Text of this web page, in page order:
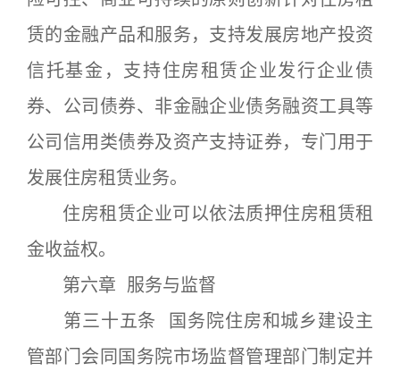
赁的金融产品和服务，支持发展房地产投资
信托基金，支持住房租赁企业发行企业债
券、公司债券、非金融企业债务融资工具等
公司信用类债券及资产支持证券，专门用于
发展住房租赁业务。
住房租赁企业可以依法质押住房租赁租
金收益权。
第六章 服务与监督
第三十五条 国务院住房和城乡建设主
管部门会同国务院市场监督管理部门制定并